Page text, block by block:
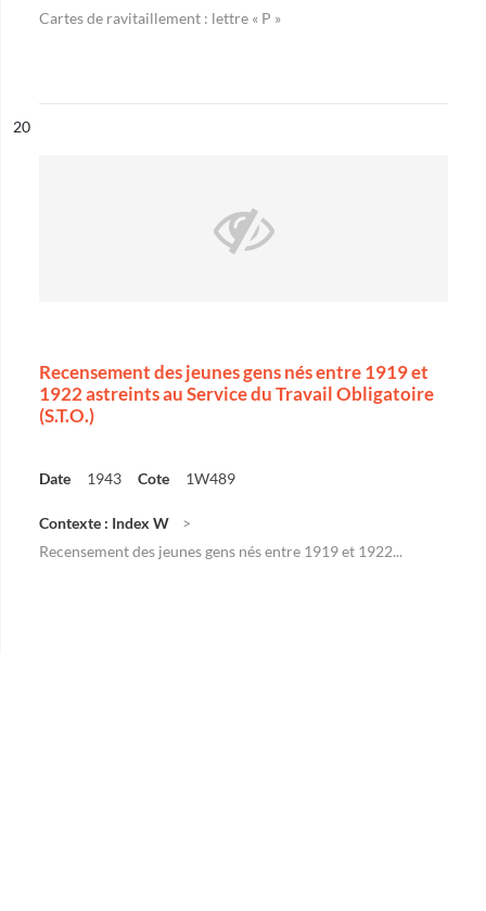
Cartes de ravitaillement : lettre « P »
n°
20
Recensement des jeunes gens nés entre 1919 et
1922 astreints au Service du Travail Obligatoire
(S.T.O.)
Date 1943 Cote 1W489
Contexte : Index W
Recensement des jeunes gens nés entre 1919 et 1922...